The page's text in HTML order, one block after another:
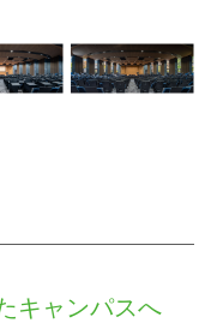
キャンパスへ